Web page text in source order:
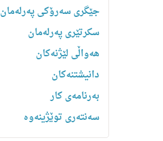
جێگری سەرۆکی پەرلەمان
سکرتێری پەرلەمان
هه‌واڵى لێژنه‌كان
دانیشتنه‌کان
بەرنامەی کار
سەنتەری توێژینەوە